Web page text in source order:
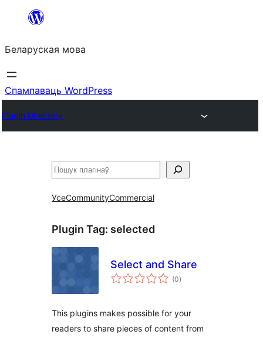
Перайсці
змесціва
Беларуская мова
Спампаваць WordPress
Plugin Directory
Пошук
УсеCommunityCommercial
Plugin Tag: selected
Select and Share
(0total
ratings
)
This plugins makes possible for your
readers to share pieces of content from